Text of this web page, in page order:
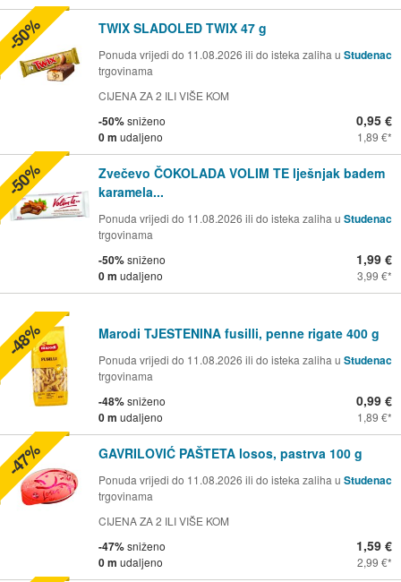
TWIX SLADOLED TWIX 47 g
Ponuda vrijedi do 11.08.2026 ili do isteka zaliha u Studenac
trgovinama
CIJENA ZA 2 ILI VIŠE KOM
-50%sniženo
0 m udaljeno
0,95 €
1,89 €
-50%
Zvečevo ČOKOLADA VOLIM TE lješnjak badem
karamela...
Ponuda vrijedi do 11.08.2026 ili do isteka zaliha u Studenac
trgovinama
-50%sniženo
0 m udaljeno
1,99 €
3,99 €
-50%
Marodi TJESTENINA fusilli, penne rigate 400 g
Ponuda vrijedi do 11.08.2026 ili do isteka zaliha u Studenac
trgovinama
-48%sniženo
0 m udaljeno
0,99 €
1,89 €
-48%
GAVRILOVIĆ PAŠTETA losos, pastrva 100 g
Ponuda vrijedi do 11.08.2026 ili do isteka zaliha u Studenac
trgovinama
CIJENA ZA 2 ILI VIŠE KOM
-47%sniženo
0 m udaljeno
1,59 €
2,99 €
-47%